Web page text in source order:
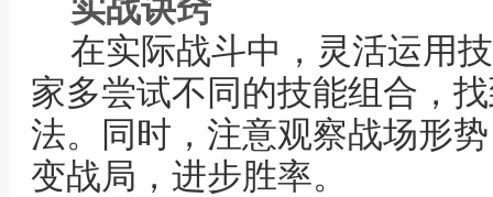
实战诀窍
在实际战斗中，灵活运用
家多尝试不同的技能组合，
法。同时，注意观察战场形
变战局，进步胜率。